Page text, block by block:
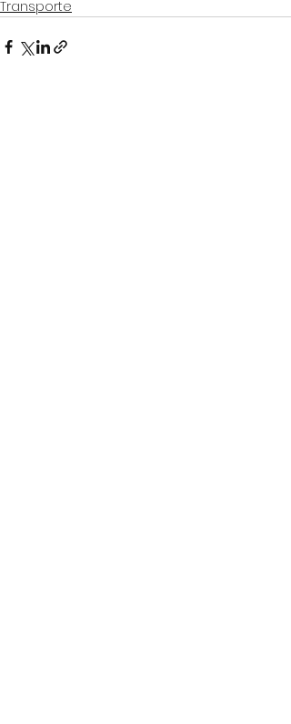
Transporte